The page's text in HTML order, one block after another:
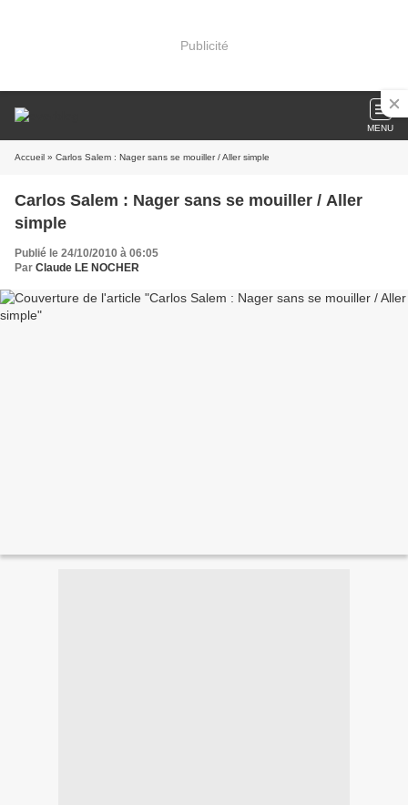
Publicité
MENU
Accueil » Carlos Salem : Nager sans se mouiller / Aller simple
Carlos Salem : Nager sans se mouiller / Aller
simple
Publié le 24/10/2010 à 06:05
Par Claude LE NOCHER